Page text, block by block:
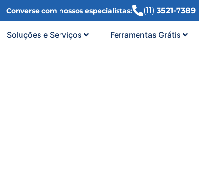
Converse com nossos especialistas: (11) 3521-7389
Soluções e Serviços Ferramentas Grátis